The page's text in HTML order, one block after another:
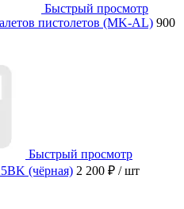
Быстрый просмотр
пистолетов (MK-AL) 900
Быстрый просмотр
(чёрная) 2 200 ₽ / шт